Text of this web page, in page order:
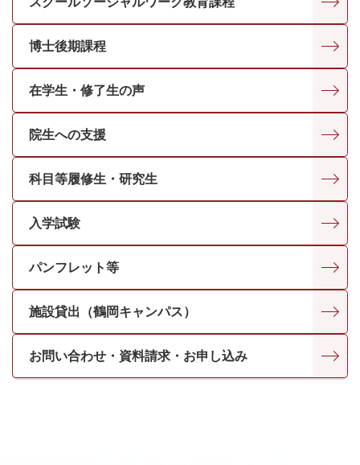
博士後期課程
在学生・修了生の声
院生への支援
科目等履修生・研究生
入学試験
パンフレット等
施設貸出（鶴岡キャンパス）
お問い合わせ・資料請求・お申し込み